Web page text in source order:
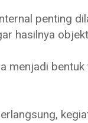
penting
hasilnya
menjadi